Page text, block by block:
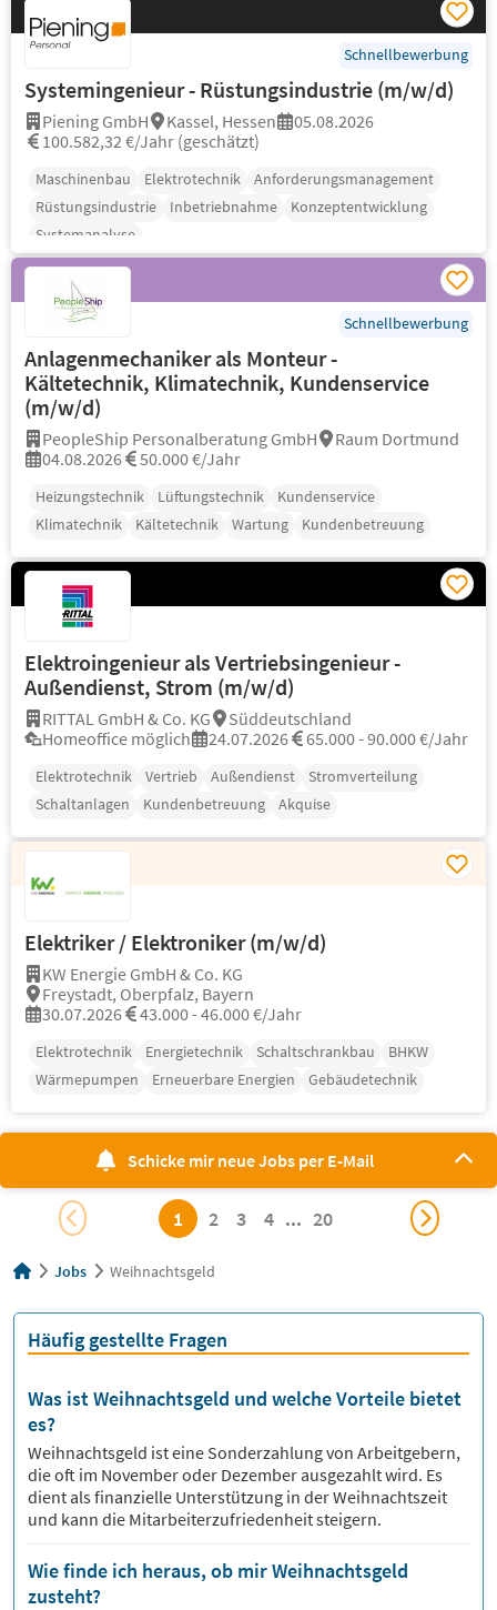
Schnellbewerbung
Systemingenieur - Rüstungsindustrie (m/w/d)
Piening GmbH Kassel, Hessen
05.08.2026
100.582,32 €/Jahr (geschätzt)
Maschinenbau Elektrotechnik
Anforderungsmanagement
Rüstungsindustrie
Inbetriebnahme
Konzeptentwicklung
Systemanalyse
Schnellbewerbung
Anlagenmechaniker als Monteur -
Kältetechnik, Klimatechnik, Kundenservice
(m/w/d)
PeopleShip Personalberatung GmbH
Raum Dortmund
04.08.2026
50.000 €/Jahr
Heizungstechnik Lüftungstechnik
Kundenservice
Klimatechnik
Kältetechnik Wartung Kundenbetreuung
Elektroingenieur als Vertriebsingenieur -
Außendienst, Strom (m/w/d)
RITTAL GmbH & Co. KG
Süddeutschland
Homeoffice möglich
24.07.2026 65.000 - 90.000 €/Jahr
Elektrotechnik Vertrieb Außendienst
Stromverteilung
Schaltanlagen
Kundenbetreuung Akquise
Elektriker / Elektroniker (m/w/d)
KW Energie GmbH & Co. KG
Freystadt, Oberpfalz, Bayern
30.07.2026
43.000 - 46.000 €/Jahr
Elektrotechnik Energietechnik Schaltschrankbau
BHKW
Wärmepumpen
Erneuerbare Energien Gebäudetechnik
Schicke mir neue Jobs per E-Mail
1 2 3 4 ... 20
Jobs Weihnachtsgeld
Häufig gestellte Fragen
Was ist Weihnachtsgeld und welche Vorteile bietet
es?
Weihnachtsgeld ist eine Sonderzahlung von Arbeitgebern,
die oft im November oder Dezember ausgezahlt wird. Es
dient als finanzielle Unterstützung in der Weihnachtszeit
und kann die Mitarbeiterzufriedenheit steigern.
Wie finde ich heraus, ob mir Weihnachtsgeld
zusteht?